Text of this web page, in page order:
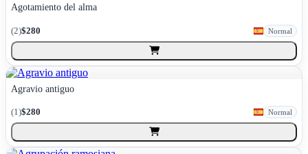
Agotamiento del alma
(2)$280 Normal
Agravio antiguo
(1)$280 Normal